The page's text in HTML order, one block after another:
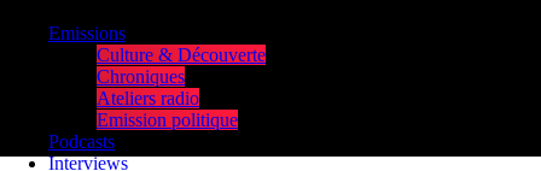
Emissions
Culture & Découverte
Chroniques
Ateliers radio
Emission politique
Podcasts
Interviews